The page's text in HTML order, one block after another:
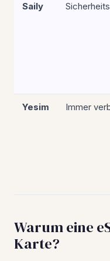
Saily
Yesim Immer
Warum eine
Karte?